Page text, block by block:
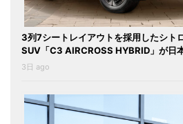
3列7シートレイアウトを採用したシト
SUV「C3 AIRCROSS HYBRID」が日
3日 ago